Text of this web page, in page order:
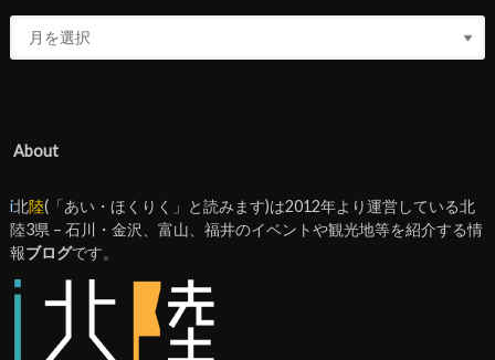
About
i北陸(「あい・ほくりく」と読みます)は2012年より運営している北
陸3県 – 石川・金沢、富山、福井のイベントや観光地等を紹介する情
報ブログです。